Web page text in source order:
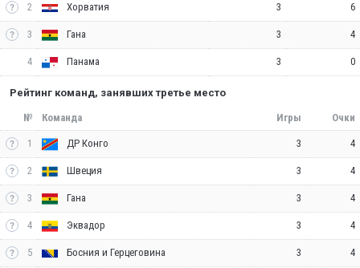
2 Хорватия 3 6
3 Гана 3 4
4 Панама 3 0
Рейтинг команд, занявших третье место
№ Команда Игры Очки
1 ДР Конго 3 4
2 Швеция 3 4
3 Гана 3 4
4 Эквадор 3 4
5 Босния и Герцеговина 3 4